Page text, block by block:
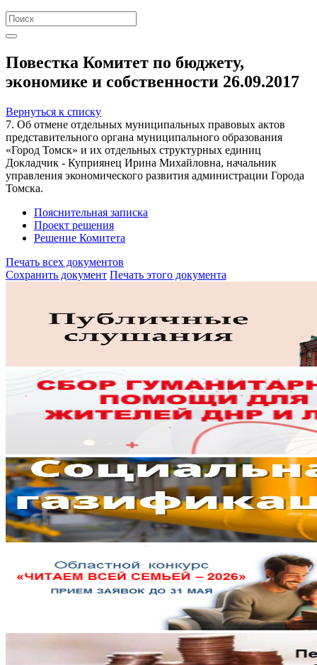
Повестка Комитет по бюджету,
экономике и собственности 26.09.2017
Вернуться к списку
7. Об отмене отдельных муниципальных правовых актов
представительного органа муниципального образования
«Город Томск» и их отдельных структурных единиц
Докладчик - Куприянец Ирина Михайловна, начальник
управления экономического развития администрации Города
Томска.
Пояснительная записка
Проект решения
Решение Комитета
Печать всех документов
Сохранить документ Печать этого документа